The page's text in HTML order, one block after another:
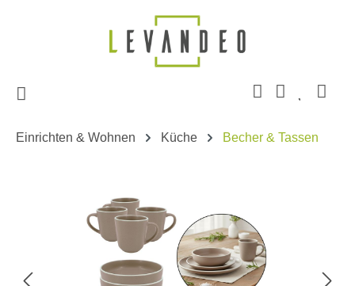
Zum Hauptinhalt springen
Einrichten & Wohnen Küche Becher & Tassen
Bildergalerie überspringen